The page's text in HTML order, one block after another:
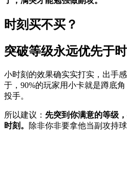
时刻买不买？
突破等级永远优先于时
小时刻的效果确实实打实，出手
于，90%的玩家用小卡就是蹲底
投手。
所以建议： 先突到你满意的等级
时刻。
除非你非要拿他当副攻持